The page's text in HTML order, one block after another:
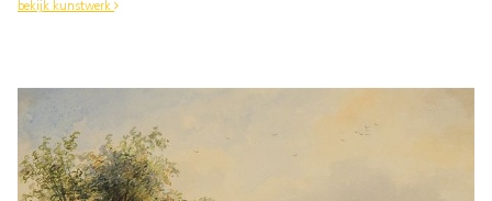
bekijk kunstwerk